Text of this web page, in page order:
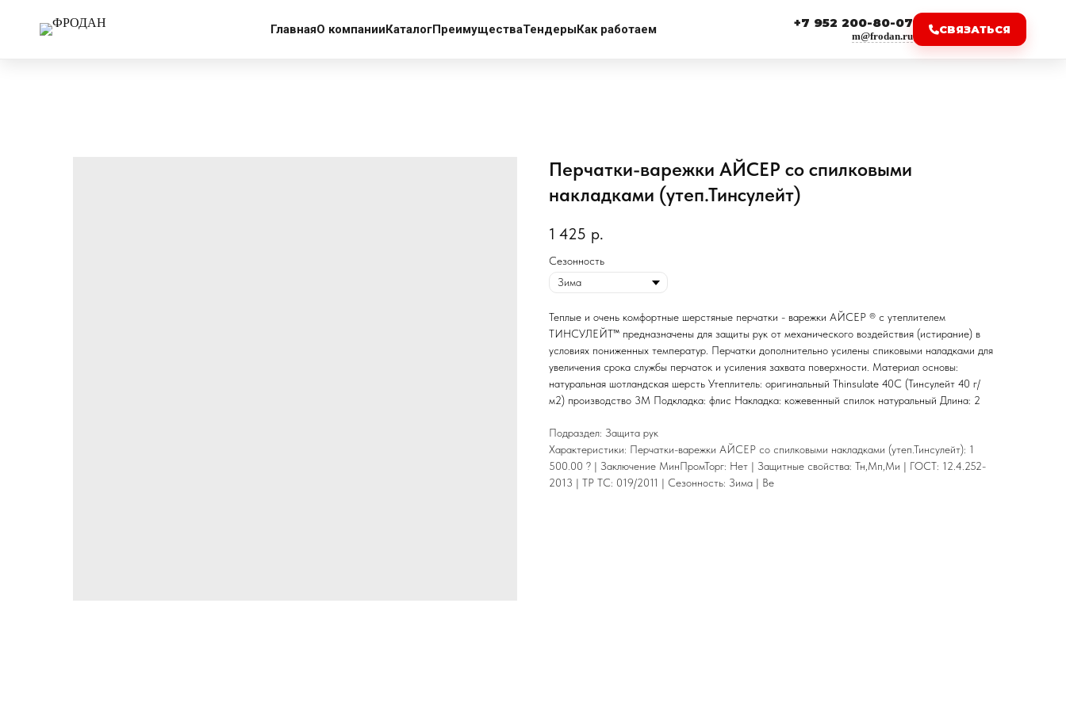
ГлавнаяО компанииКаталогПреимуществаТендерыКак работаем +7 952 200-80-07
m@frodan.ru
СВЯЗАТЬСЯ
More products
Перчатки-варежки АЙСЕР со спилковыми
накладками (утеп.Тинсулейт)
1 425 р.
Сезонность
Теплые и очень комфортные шерстяные перчатки - варежки АЙСЕР ® с утеплителем
ТИНСУЛЕЙТ™ предназначены для защиты рук от механического воздействия (истирание) в
условиях пониженных температур. Перчатки дополнительно усилены спиковыми наладками для
увеличения срока службы перчаток и усиления захвата поверхности. Материал основы:
натуральная шотландская шерсть Утеплитель: оригинальный Thinsulate 40C (Тинсулейт 40 г/
м2) производство 3М Подкладка: флис Накладка: кожевенный спилок натуральный Длина: 2
Подраздел: Защита рук
Характеристики: Перчатки-варежки АЙСЕР со спилковыми накладками (утеп.Тинсулейт): 1
500.00 ? | Заключение МинПромТорг: Нет | Защитные свойства: Тн,Мп,Ми | ГОСТ: 12.4.252-
2013 | ТР ТС: 019/2011 | Сезонность: Зима | Ве